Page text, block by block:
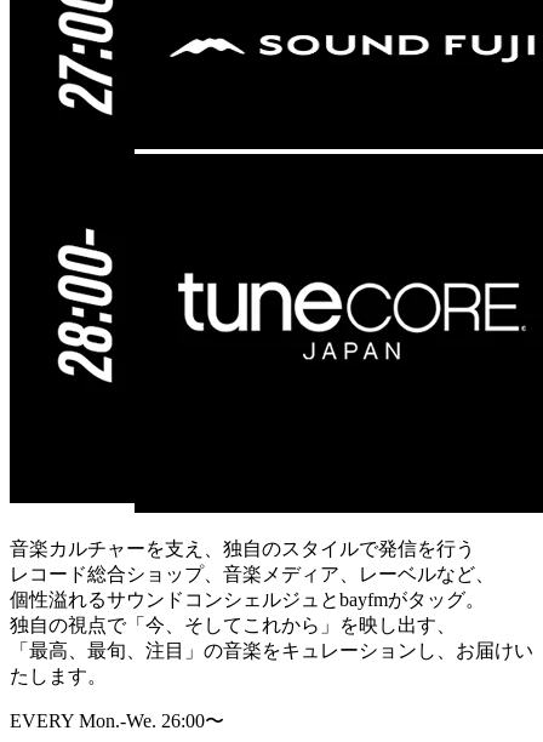
音楽カルチャーを支え、独自のスタイルで発信を行う
レコード総合ショップ、音楽メディア、レーベルなど、
個性溢れるサウンドコンシェルジュとbayfmがタッグ。
独自の視点で「今、そしてこれから」を映し出す、
「最高、最旬、注目」の音楽をキュレーションし、お届けい
たします。
EVERY Mon.-We. 26:00〜